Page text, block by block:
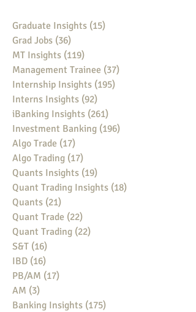
Graduate Insights (15)
Grad Jobs (36)
MT Insights (119)
Management Trainee (37)
Internship Insights (195)
Interns Insights (92)
iBanking Insights (261)
Investment Banking (196)
Algo Trade (17)
Algo Trading (17)
Quants Insights (19)
Quant Trading Insights (18)
Quants (21)
Quant Trade (22)
Quant Trading (22)
S&T (16)
IBD (16)
PB/AM (17)
AM (3)
Banking Insights (175)